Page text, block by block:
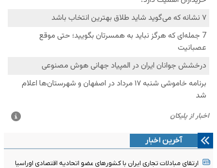
آخرین اخبار
ارتقای مبادلات تجاری ایران با کشورهای عضو اتحادیه اقتصادی اوراسیا